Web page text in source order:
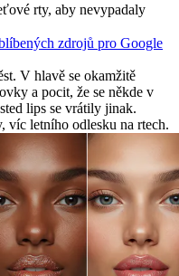
rty, aby nevypadaly
zdrojů pro Google
V hlavě se okamžitě
a pocit, že se někde v
lips se vrátily jinak.
víc letního odlesku na rtech.